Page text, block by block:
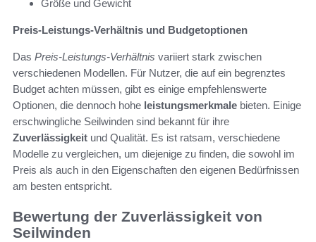
Größe und Gewicht
Preis-Leistungs-Verhältnis und Budgetoptionen
Das Preis-Leistungs-Verhältnis variiert stark zwischen
verschiedenen Modellen. Für Nutzer, die auf ein begrenztes
Budget achten müssen, gibt es einige empfehlenswerte
Optionen, die dennoch hohe leistungsmerkmale bieten. Einige
erschwingliche Seilwinden sind bekannt für ihre
Zuverlässigkeit und Qualität. Es ist ratsam, verschiedene
Modelle zu vergleichen, um diejenige zu finden, die sowohl im
Preis als auch in den Eigenschaften den eigenen Bedürfnissen
am besten entspricht.
Bewertung der Zuverlässigkeit von
Seilwinden